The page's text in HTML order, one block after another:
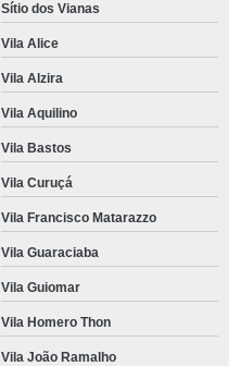
Sítio dos Vianas
Vila Alice
Vila Alzira
Vila Aquilino
Vila Bastos
Vila Curuçá
Vila Francisco Matarazzo
Vila Guaraciaba
Vila Guiomar
Vila Homero Thon
Vila João Ramalho